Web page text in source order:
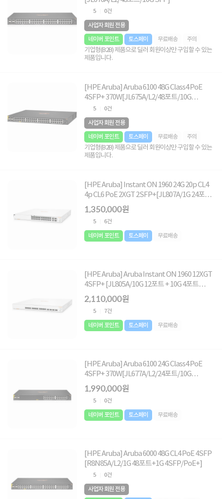
5 0건
사업자 회원 전용
네이버 포인트
토스페이 무료배송 주의
기업형(B2B) 제품으로 딜러 회원이상만 구입할 수 있는
제품입니다.
[HPE Aruba] Aruba 6100 48G Class4 PoE
4SFP+ 370W[JL675A/L2/48포트/10G
SFP/PoE+]
5 0건
사업자 회원 전용
네이버 포인트
토스페이 무료배송 주의
기업형(B2B) 제품으로 딜러 회원이상만 구입할 수 있는
제품입니다.
[HPE Aruba] Instant ON 1960 24G 20p CL4
4p CL6 PoE 2XGT 2SFP+[JL807A/1G 24포
트,+10G 2포트SFP/UTP/POE++]
1,350,000원
5 6건
네이버 포인트 토스페이 무료배송
[HPE Aruba] Aruba Instant ON 1960 12XGT
4SFP+ [JL805A/10G 12포트 + 10G 4포트
SFP]
2,110,000원
5 7건
네이버 포인트 토스페이 무료배송
[HPE Aruba] Aruba 6100 24G Class4 PoE
4SFP+ 370W[JL677A/L2/24포트/10G
SFP/PoE+]
1,990,000원
5 0건
네이버 포인트 토스페이 무료배송
[HPE Aruba] Aruba 6000 48G CL4 PoE 4SFP
[R8N85A/L2/1G 48포트+1G 4SFP/PoE+]
5 0건
사업자 회원 전용